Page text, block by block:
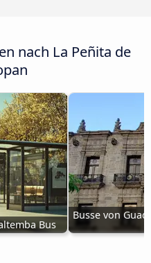
nach La Peñita de
Bus
Busse von